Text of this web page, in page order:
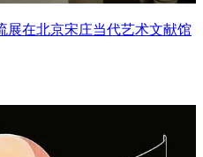
展在北京宋庄当代艺术文献馆